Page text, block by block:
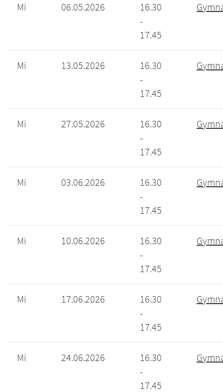
Mi 06.05.2026
16.30
-
17.45
Mi 13.05.2026
16.30
-
17.45
Mi 27.05.2026
16.30
-
17.45
Mi 03.06.2026
16.30
-
17.45
Mi 10.06.2026
16.30
-
17.45
Mi 17.06.2026
16.30
-
17.45
Mi 24.06.2026
16.30
-
17.45